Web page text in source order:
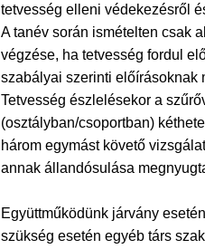
tetvesség elleni védekezésről
A tanév során ismételten csak
végzése, ha tetvesség fordul
szabályai szerinti előírásoknak
Tetvesség észlelésekor a
(osztályban/csoportban)
három egymást követő
annak állandósulása
Együttműködünk járvány
szükség esetén egyéb társ